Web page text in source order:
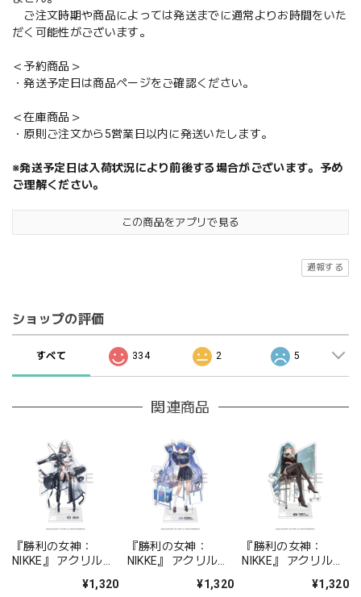
ご注文時期や商品によっては発送までに通常よりお時間をいた
だく可能性がございます。
＜予約商品＞
・発送予定日は商品ページをご確認ください。
＜在庫商品＞
・原則ご注文から5営業日以内に発送いたします。
※発送予定日は入荷状況により前後する場合がございます。予め
ご理解ください。
この商品をアプリで見る
通報する
ショップの評価
すべて 334 2 5
関連商品
『勝利の女神：
NIKKE』 アクリルス
¥1,320
『勝利の女神：
NIKKE』 アクリルス
ォーチュンメイト
¥1,320
『勝利の女神：
NIKKE』 アクリルス
シャープレッスン
¥1,320